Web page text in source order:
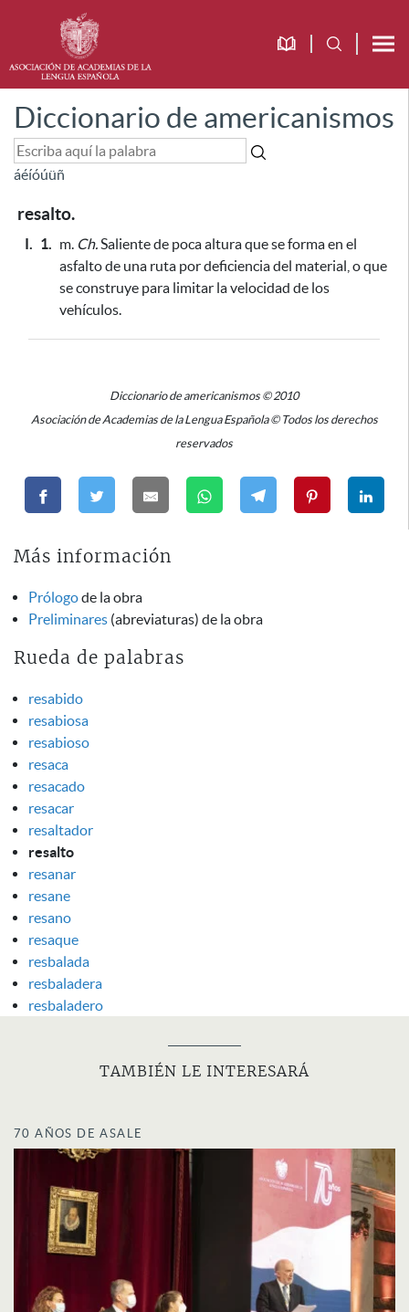
Diccionario de americanismos
áéíóúüñ
resalto.
I. 1. m. Ch.Saliente de poca altura que se forma en el
asfalto de una ruta por deficiencia del material o que
se construye para limitar la velocidad de los
vehículos.
Diccionario de americanismos © 2010
Asociación de Academias de la Lengua Española © Todos los derechos
reservados
Más información
Prólogode la obra
Preliminares (abreviaturas) de la obra
Rueda de palabras
resabido
resabiosa
resabioso
resaca
resacado
resacar
resaltador
resalto
resanar
resane
resano
resaque
resbalada
resbaladera
resbaladero
TAMBIÉN LE INTERESARÁ
70 AÑOS DE ASALE